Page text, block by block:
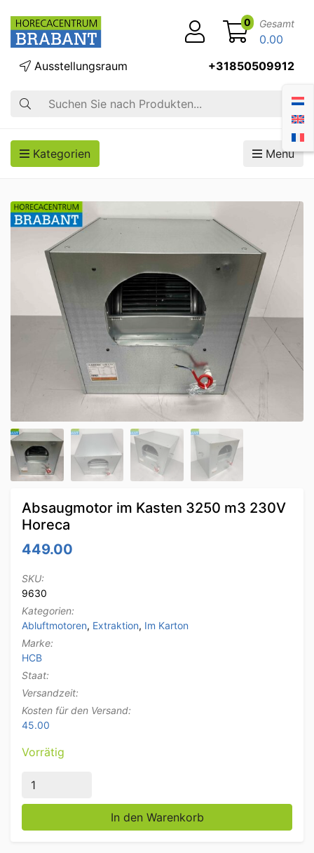
Suche
Ausstellungsraum +31850509912
0 Gesamt
0.00
Kategorien Menü
Absaugmotor im Kasten 3250 m3 230V
Horeca
449.00
SKU:
9630
Kategorien:
Abluftmotoren, Extraktion, Im Karton
Marke:
HCB
Staat:
Versandzeit:
Kosten für den Versand:
45.00
Vorrätig
Absaugmotor im Kasten 3250 m3 230V Horeca Menge
In den Warenkorb